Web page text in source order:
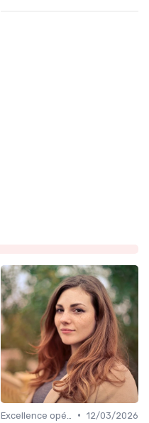
• 12/03/2026